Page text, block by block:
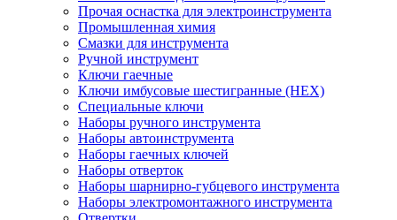
Прочая оснастка для электроинструмента
Промышленная химия
Смазки для инструмента
Ручной инструмент
Ключи гаечные
Ключи имбусовые шестигранные (HEX)
Специальные ключи
Наборы ручного инструмента
Наборы автоинструмента
Наборы гаечных ключей
Наборы отверток
Наборы шарнирно-губцевого инструмента
Наборы электромонтажного инструмента